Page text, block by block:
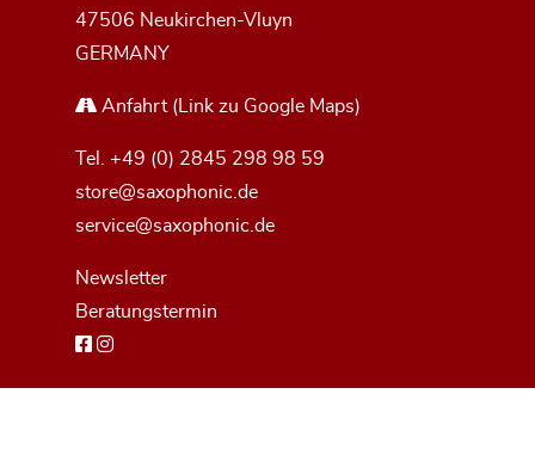
47506 Neukirchen-Vluyn
GERMANY
Anfahrt(Link zu Google Maps)
Tel. +49 (0) 2845 298 98 59
store@saxophonic.de
service@saxophonic.de
Newsletter
Beratungstermin